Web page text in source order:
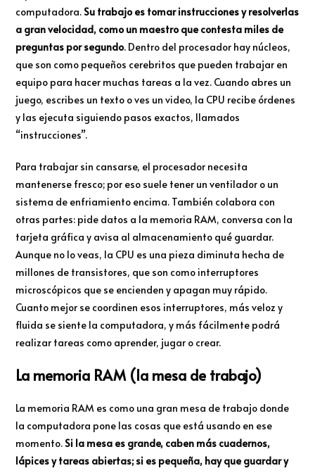
computadora. Su trabajo es tomar instrucciones y resolverlas
a gran velocidad, como un maestro que contesta miles de
preguntas por segundo. Dentro del procesador hay núcleos,
que son como pequeños cerebritos que pueden trabajar en
equipo para hacer muchas tareas a la vez. Cuando abres un
juego, escribes un texto o ves un video, la CPU recibe órdenes
y las ejecuta siguiendo pasos exactos, llamados
“instrucciones”.
Para trabajar sin cansarse, el procesador necesita
mantenerse fresco; por eso suele tener un ventilador o un
sistema de enfriamiento encima. También colabora con
otras partes: pide datos a la memoria RAM, conversa con la
tarjeta gráfica y avisa al almacenamiento qué guardar.
Aunque no lo veas, la CPU es una pieza diminuta hecha de
millones de transistores, que son como interruptores
microscópicos que se encienden y apagan muy rápido.
Cuanto mejor se coordinen esos interruptores, más veloz y
fluida se siente la computadora, y más fácilmente podrá
realizar tareas como aprender, jugar o crear.
La memoria RAM (la mesa de trabajo)
La memoria RAM es como una gran mesa de trabajo donde
la computadora pone las cosas que está usando en ese
momento. Si la mesa es grande, caben más cuadernos,
lápices y tareas abiertas; si es pequeña, hay que guardar y